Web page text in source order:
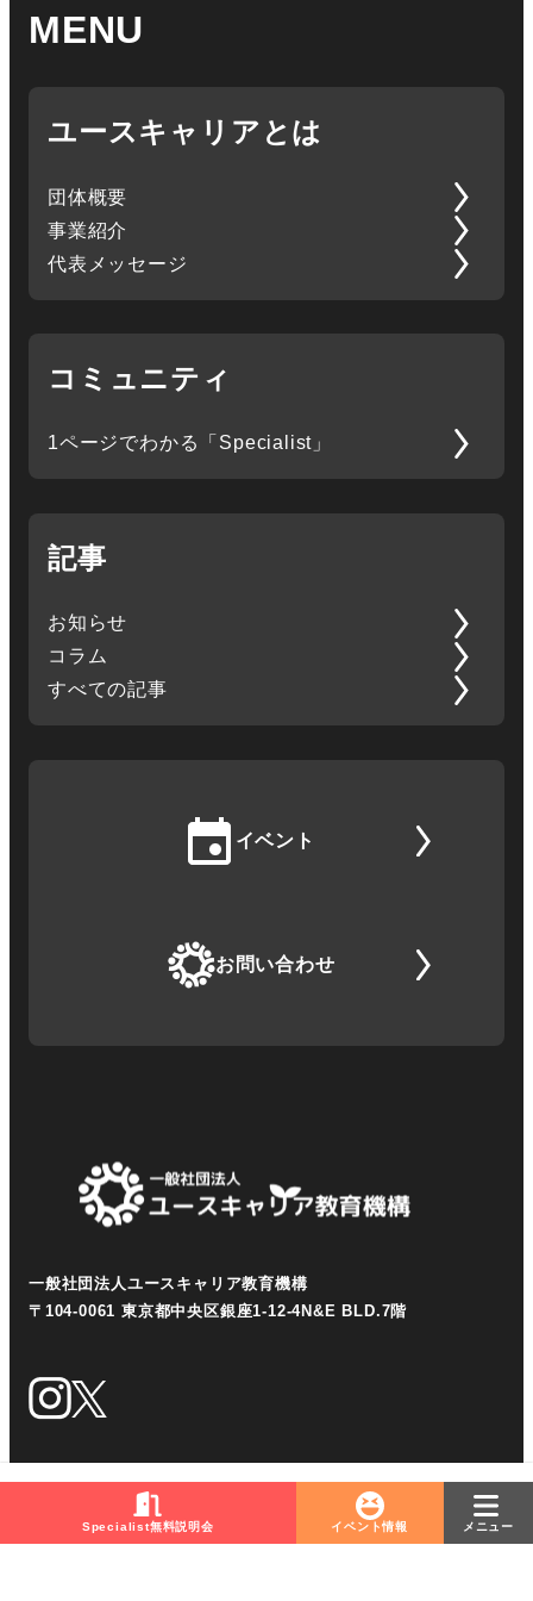
MENU
ユースキャリアとは
団体概要
事業紹介
代表メッセージ
コミュニティ
1ページでわかる「Specialist」
記事
お知らせ
コラム
すべての記事
イベント
お問い合わせ
一般社団法人ユースキャリア教育機構
〒104-0061 東京都中央区銀座1-12-4N&E BLD.7階
Specialist無料説明会 イベント情報 メニュー